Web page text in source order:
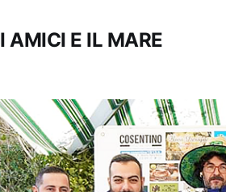
AMICI E IL MARE